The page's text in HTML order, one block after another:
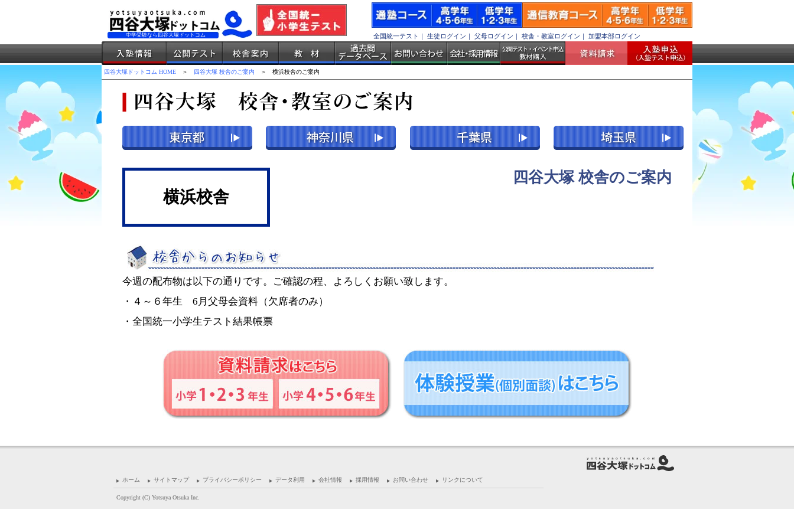
中学受験なら四谷大塚ドットコム 全国統一テスト ｜ 生徒ログイン ｜ 父母ログイン ｜ 校舎・教室ログイン ｜ 加盟本部ログイン
四谷大塚ドットコム HOME ＞ 四谷大塚 校舎のご案内 ＞ 横浜校舎のご案内
四谷大塚 校舎のご案内
横浜校舎
今週の配布物は以下の通りです。ご確認の程、よろしくお願い致します。
・４～６年生 6月父母会資料（欠席者のみ）
・全国統一小学生テスト結果帳票
ホーム サイトマップ プライバシーポリシー データ利用 会社情報 採用情報 お問い合わせ リンクについて
Copyright (C) Yotsuya Otsuka Inc.